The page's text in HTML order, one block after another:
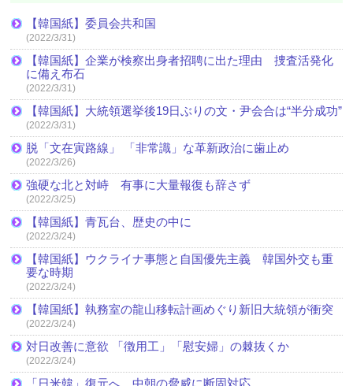
【韓国紙】委員会共和国
(2022/3/31)
【韓国紙】企業が検察出身者招聘に出た理由 捜査活発化
に備え布石
(2022/3/31)
【韓国紙】大統領選挙後19日ぶりの文・尹会合は“半分成功”
(2022/3/31)
脱「文在寅路線」 「非常識」な革新政治に歯止め
(2022/3/26)
強硬な北と対峙 有事に大量報復も辞さず
(2022/3/25)
【韓国紙】青瓦台、歴史の中に
(2022/3/24)
【韓国紙】ウクライナ事態と自国優先主義 韓国外交も重
要な時期
(2022/3/24)
【韓国紙】執務室の龍山移転計画めぐり新旧大統領が衝突
(2022/3/24)
対日改善に意欲 「徴用工」「慰安婦」の棘抜くか
(2022/3/24)